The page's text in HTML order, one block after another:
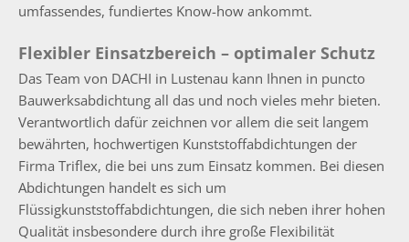
umfassendes, fundiertes Know-how ankommt.
Flexibler Einsatzbereich – optimaler Schutz
Das Team von DACHI in Lustenau kann Ihnen in puncto
Bauwerksabdichtung all das und noch vieles mehr bieten.
Verantwortlich dafür zeichnen vor allem die seit langem
bewährten, hochwertigen Kunststoffabdichtungen der
Firma Triflex, die bei uns zum Einsatz kommen. Bei diesen
Abdichtungen handelt es sich um
Flüssigkunststoffabdichtungen, die sich neben ihrer hohen
Qualität insbesondere durch ihre große Flexibilität